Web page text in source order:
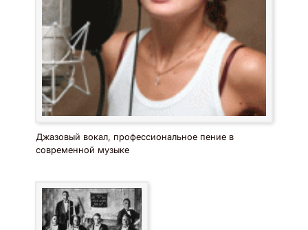
Джазовый вокал, профессиональное пение в
современной музыке